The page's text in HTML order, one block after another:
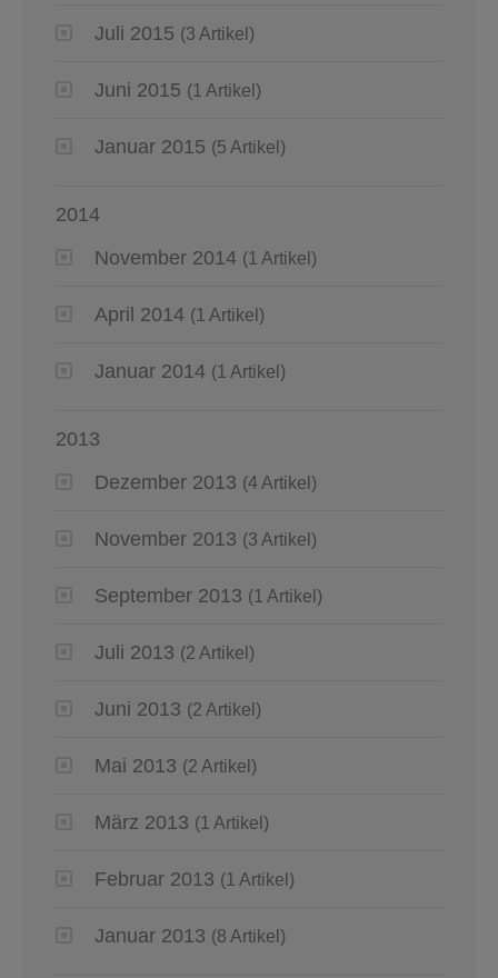
Juli 2015 (3 Artikel)
Juni 2015 (1 Artikel)
Januar 2015 (5 Artikel)
2014
November 2014 (1 Artikel)
April 2014 (1 Artikel)
Januar 2014 (1 Artikel)
2013
Dezember 2013 (4 Artikel)
November 2013 (3 Artikel)
September 2013 (1 Artikel)
Juli 2013 (2 Artikel)
Juni 2013 (2 Artikel)
Mai 2013 (2 Artikel)
März 2013 (1 Artikel)
Februar 2013 (1 Artikel)
Januar 2013 (8 Artikel)